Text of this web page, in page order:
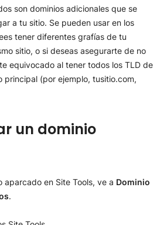
sobre dominios aparcados
son dominios adicionales que se
a tu sitio. Se pueden usar en los
tener diferentes grafías de tu
sitio, o si deseas asegurarte de no
equivocado al tener todos los TLD de
principal (por ejemplo, tusitio.com,
un dominio
aparcado en Site Tools, ve a Dominio
.